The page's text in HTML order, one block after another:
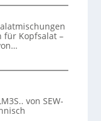
für Kopfsalat –
von SEW-